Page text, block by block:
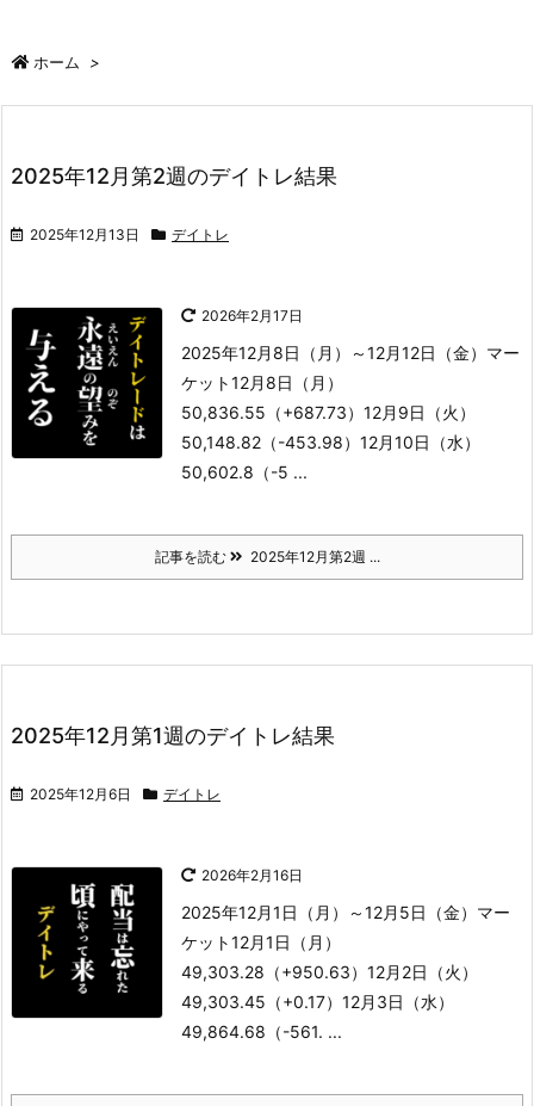
ホーム >
2025年12月第2週のデイトレ結果
2025年12月13日 デイトレ
2026年2月17日
2025年12月8日（月）～12月12日（金） マー
ケット12月8日（月）
50,836.55（+687.73） 12月9日（火）
50,148.82（-453.98） 12月10日（水）
50,602.8（-5 ...
記事を読む 2025年12月第2週 ...
2025年12月第1週のデイトレ結果
2025年12月6日 デイトレ
2026年2月16日
2025年12月1日（月）～12月5日（金） マー
ケット12月1日（月）
49,303.28（+950.63） 12月2日（火）
49,303.45（+0.17） 12月3日（水）
49,864.68（-561. ...